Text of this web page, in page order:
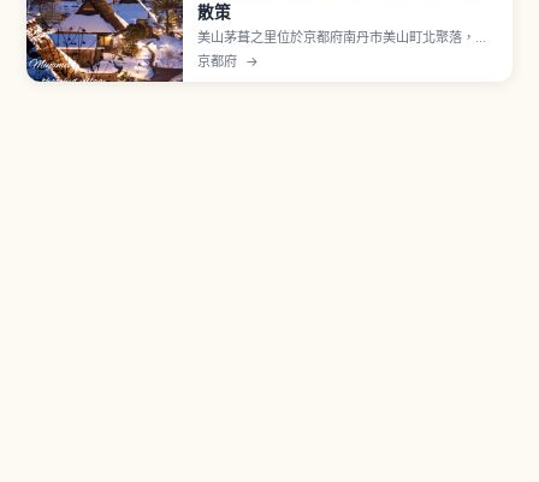
散策
美山茅葺之里位於京都府南丹市美山町北聚落，約
有50戶其中39棟為茅葺屋頂民宅。現存最古老的建
物相傳建於江戶時代中期，屬「北山型民家」入母
京都府 →